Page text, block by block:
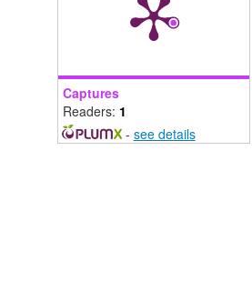
Captures
Readers: 1
- see details